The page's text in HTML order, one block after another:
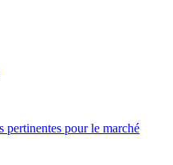
pour le marché